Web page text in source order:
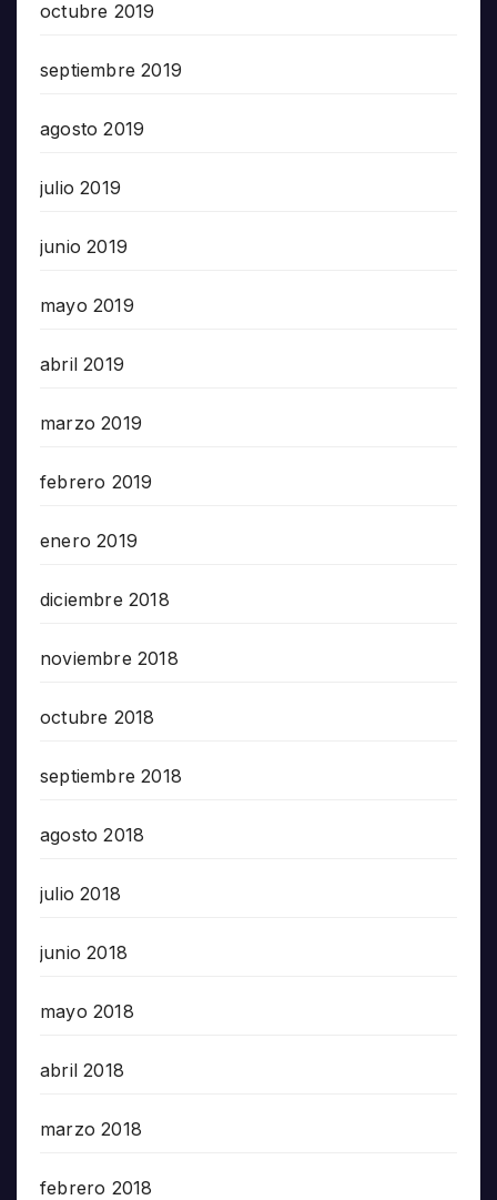
octubre 2019
septiembre 2019
agosto 2019
julio 2019
junio 2019
mayo 2019
abril 2019
marzo 2019
febrero 2019
enero 2019
diciembre 2018
noviembre 2018
octubre 2018
septiembre 2018
agosto 2018
julio 2018
junio 2018
mayo 2018
abril 2018
marzo 2018
febrero 2018